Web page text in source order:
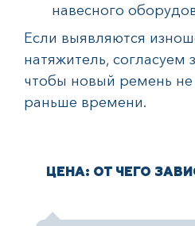
навесного
Если выявляются
натяжитель, согласуем
чтобы новый ремень
раньше времени.
ЦЕНА: ОТ ЧЕГО